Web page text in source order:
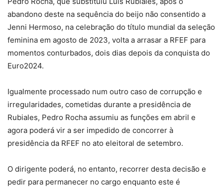
abandono deste na sequência do beijo não consentido a
Jenni Hermoso, na celebração do título mundial da seleção
feminina em agosto de 2023, volta a arrasar a RFEF para
momentos conturbados, dois dias depois da conquista do
Euro2024.
Igualmente processado num outro caso de corrupção e
irregularidades, cometidas durante a presidência de
Rubiales, Pedro Rocha assumiu as funções em abril e
agora poderá vir a ser impedido de concorrer à
presidência da RFEF no ato eleitoral de setembro.
O dirigente poderá, no entanto, recorrer desta decisão e
pedir para permanecer no cargo enquanto este é